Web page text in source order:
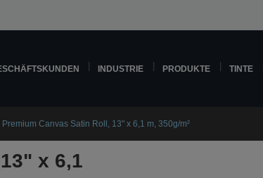
INDUSTRIE PRODUKTE TINTE
Premium Canvas Satin Roll, 13" x 6,1 m, 350g/m²
x 6,1